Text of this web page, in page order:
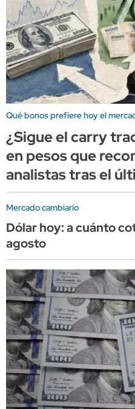
Qué bonos prefiere hoy el
¿Sigue el carry
en pesos que
analistas tras el
Mercado cambiario
Dólar hoy: a cuánto
agosto